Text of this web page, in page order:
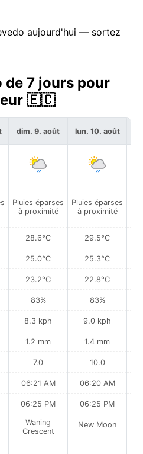
aujourd'hui — sortez
de 7 jours pour
🇪🇨
dim. 9. août
Pluies éparses
à proximité
28.6°C
25.0°C
23.2°C
83%
8.3 kph
1.2 mm
7.0
06:21 AM
06:25 PM
Waning
Crescent
lun. 10. août
Pluies éparses
à proximité
29.5°C
25.3°C
22.8°C
83%
9.0 kph
1.4 mm
10.0
06:20 AM
06:25 PM
New Moon